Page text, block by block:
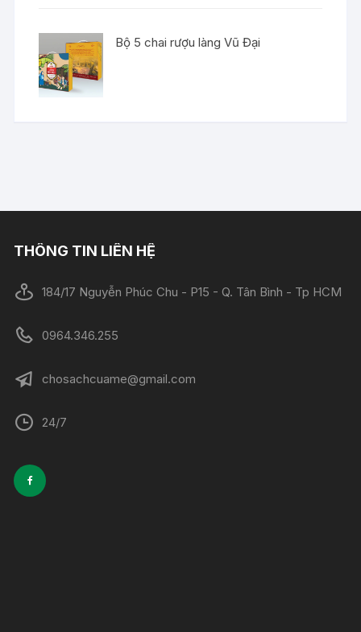
Bộ 5 chai rượu làng Vũ Đại
THÔNG TIN LIÊN HỆ
184/17 Nguyễn Phúc Chu - P15 - Q. Tân Bình - Tp HCM
0964.346.255
chosachcuame@gmail.com
24/7